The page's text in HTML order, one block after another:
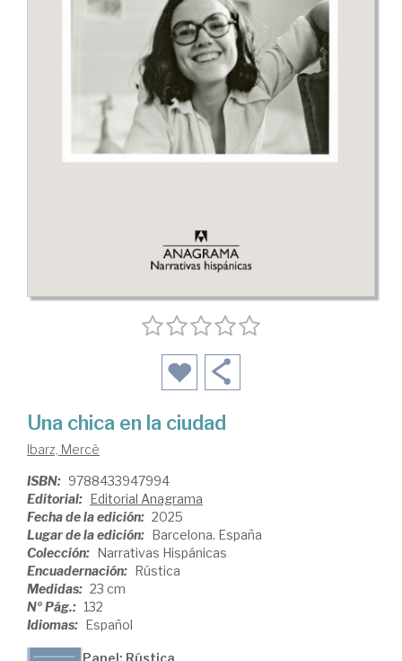
Una chica en la ciudad
Ibarz, Mercè
ISBN: 9788433947994
Editorial: Editorial Anagrama
Fecha de la edición: 2025
Lugar de la edición: Barcelona. España
Colección: Narrativas Hispánicas
Encuadernación: Rústica
Medidas: 23 cm
Nº Pág.: 132
Idiomas: Español